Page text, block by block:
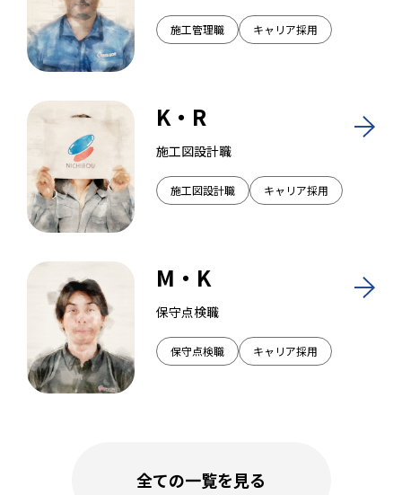
施工管理職 キャリア採用
K・R
施工図設計職
施工図設計職 キャリア採用
M・K
保守点検職
保守点検職 キャリア採用
全ての一覧を見る